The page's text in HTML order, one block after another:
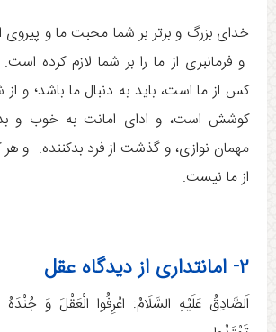
خدای بزرگ و برتر بر شما محبت ما و پیروی
و فرمانبری از ما را بر شما لازم کرده
کس از ما است، باید به دنبال ما باشد؛ و از
کوشش است، و ادای امانت به خوب و
مهمان نوازی، و گذشت از فرد بدکننده. و
از ما نیست.
۲- امانتداری از دیدگاه عقل
اَلصَّادِقُ عَلَيْهِ السَّلَامُ: اعْرِفُوا الْعَقْلَ وَ